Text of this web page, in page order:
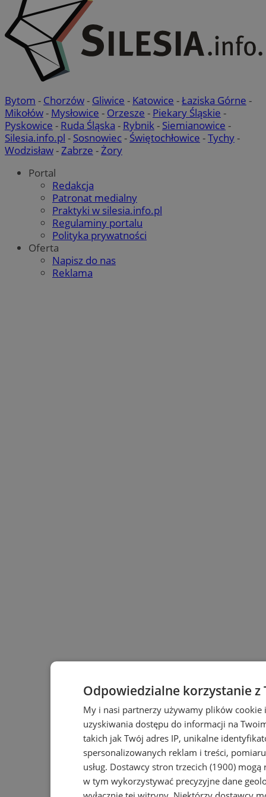
Bytom - Chorzów- Gliwice - Katowice -Łaziska Górne -
Mikołów- Mysłowice - Orzesze - Piekary Śląskie -
Pyskowice - Ruda Śląska - Rybnik- Siemianowice -
Silesia.info.pl - Sosnowiec- Świętochłowice -Tychy-
Wodzisław-Zabrze -Żory
Portal
Redakcja
Patronat medialny
Praktyki w silesia.info.pl
Regulaminy portalu
Polityka prywatności
Oferta
Napisz do nas
Reklama
Odpowiedzialne korzystanie z
My i nasi partnerzy używamy plików
uzyskiwania dostępu do informacji na
takich jak Twój adres IP, unikalne
spersonalizowanych reklam i treści,
usług. Dostawcy stron trzecich (1900) mogą
w tym wykorzystywać precyzyjne dane